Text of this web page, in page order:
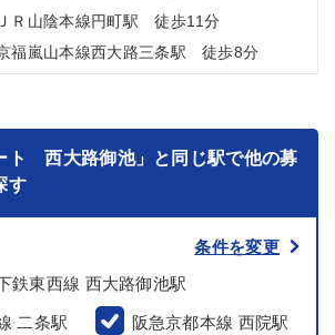
ＪＲ山陰本線円町駅 徒歩11分
福嵐山本線西大路三条駅 徒歩8分
ト 西大路御池」と同じ駅で他の募
す
条件を変更
鉄東西線 西大路御池駅
二条駅 阪急京都本線 西院駅